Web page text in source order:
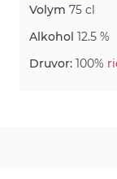
Volym 75 cl
Alkohol 12.5 %
Druvor: 100%